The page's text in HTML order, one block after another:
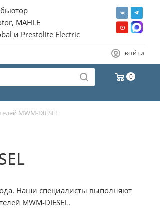
MAHLE
и Prestolite Electric
ВОЙТИ
0
MWM-DIESEL
Наши специалисты выполняют
MWM-DIESEL.